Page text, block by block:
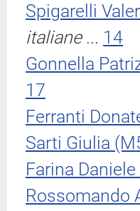
Spigarelli
italiane... 14
Gonnella
17
Ferranti
Sarti Giulia
Farina Daniele
Rossomando